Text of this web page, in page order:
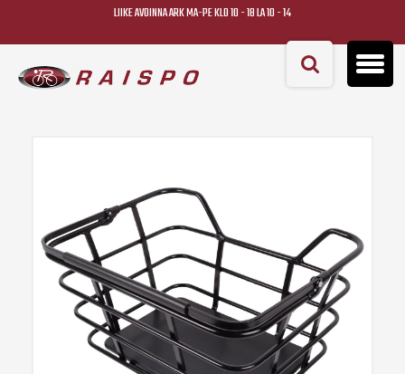
LIIKE AVOINNA ARK MA-PE KLO 10 - 18 LA 10 - 14